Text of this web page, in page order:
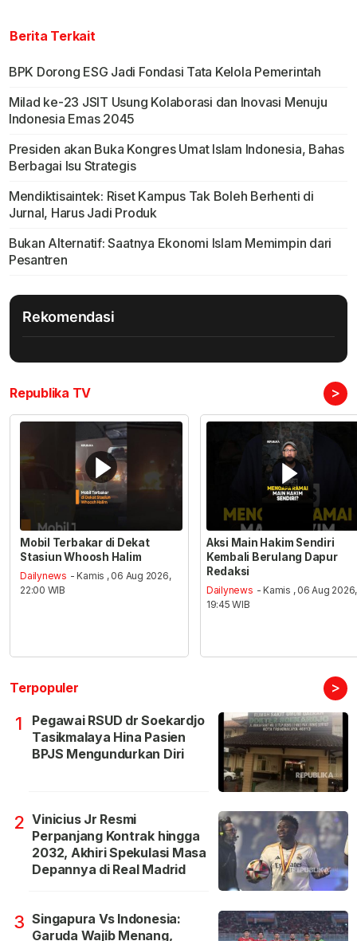
Berita Terkait
BPK Dorong ESG Jadi Fondasi Tata Kelola Pemerintah
Milad ke-23 JSIT Usung Kolaborasi dan Inovasi Menuju
Indonesia Emas 2045
Presiden akan Buka Kongres Umat Islam Indonesia, Bahas
Berbagai Isu Strategis
Mendiktisaintek: Riset Kampus Tak Boleh Berhenti di
Jurnal, Harus Jadi Produk
Bukan Alternatif: Saatnya Ekonomi Islam Memimpin dari
Pesantren
Rekomendasi
Republika TV >
Mobil Terbakar di Dekat
Stasiun Whoosh Halim
Dailynews - Kamis , 06 Aug 2026,
22:00 WIB
Aksi Main Hakim Sendiri
Kembali Berulang Dapur
Redaksi
Dailynews - Kamis , 06 Aug 2026,
19:45 WIB
Terpopuler >
1
Pegawai RSUD dr Soekardjo
Tasikmalaya Hina Pasien
BPJS Mengundurkan Diri
2 Vinicius Jr Resmi
Perpanjang Kontrak hingga
2032, Akhiri Spekulasi Masa
Depannya di Real Madrid
3 Singapura Vs Indonesia:
Garuda Wajib Menang,